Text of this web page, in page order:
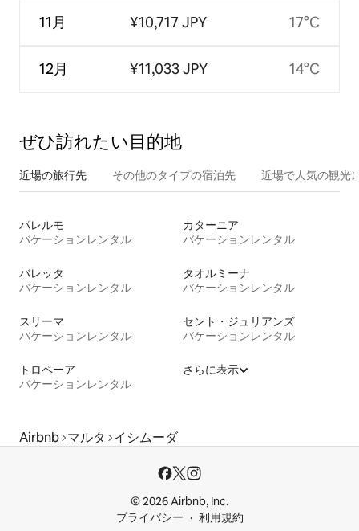
11月
12月
¥10,717 JPY
¥11,033 JPY
17°C
14°C
ぜひ訪⁠れ⁠た⁠い目⁠的⁠地
近場の旅行先 その他のタ⁠イ⁠プ⁠の宿⁠泊⁠先 近場で人気の観光
パレルモ
バケーションレンタル
カターニア
バケーションレンタル
バレッタ
バケーションレンタル
タオルミーナ
バケーションレンタル
スリーマ
バケーションレンタル
セント・ジュリアンズ
バケーションレンタル
トロペーア
バケーションレンタル
さらに表示
Airbnb マルタ イシムーダ
© 2026 Airbnb, Inc.
プライバシー
利用規約